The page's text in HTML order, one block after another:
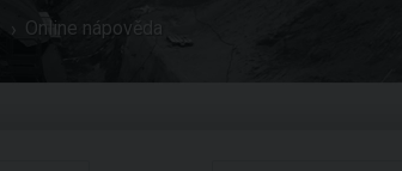
Online nápověda